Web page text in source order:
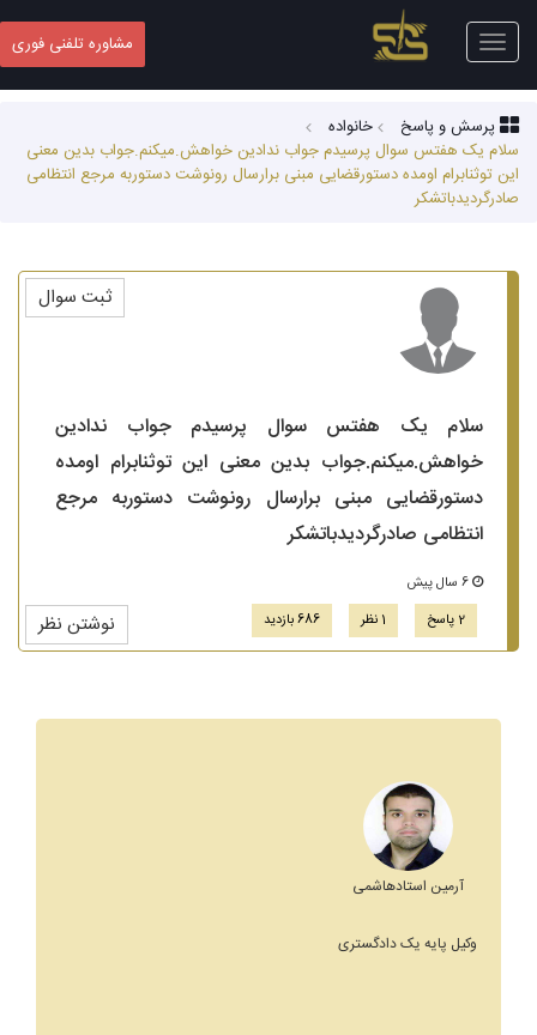
Toggle
navigation
مشاوره تلفنی فوری
پرسش و پاسخ
خانواده
سلام یک هفتس سوال پرسیدم جواب ندادین خواهش.میکنم.جواب بدین معنی
این توثنابرام اومده دستورقضایی مبنی برارسال رونوشت دستوربه مرجع انتظامی
صادرگردیدباتشکر
سلام یک هفتس سوال پرسیدم جواب ندادین
خواهش.میکنم.جواب بدین معنی این توثنابرام اومده
دستورقضایی مبنی برارسال رونوشت دستوربه مرجع
انتظامی صادرگردیدباتشکر
2 پاسخ
1 نظر 686 بازدید نوشتن نظر
ثبت سوال
آرمین استادهاشمی
وکیل پایه یک دادگستری